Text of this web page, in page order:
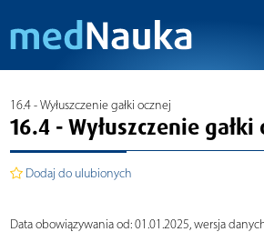
16.4 - Wyłuszczenie gałki ocznej
16.4 - Wyłuszczenie gałki
Dodaj do ulubionych
Data obowiązywania od: 01.01.2025, wersja